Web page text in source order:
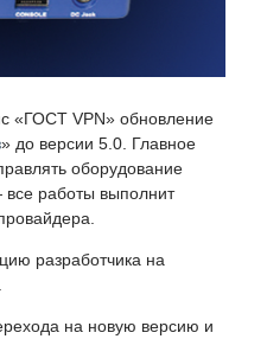
«ГОСТ VPN» обновление
» до версии 5.0. Главное
оборудование
работы выполнит
разработчика на
на новую версию и